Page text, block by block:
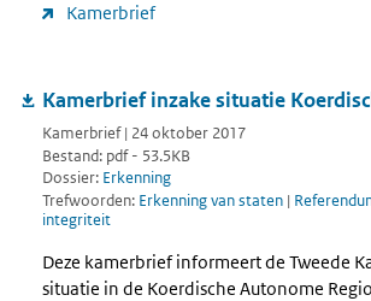
Kamerbrief
Kamerbrief inzake situatie
Kamerbrief | 24 oktober 2017
Bestand: pdf - 53.5KB
Dossier: Erkenning
Trefwoorden: Erkenning van staten |
integriteit
Deze kamerbrief informeert de Tweede
situatie in de Koerdische Autonome